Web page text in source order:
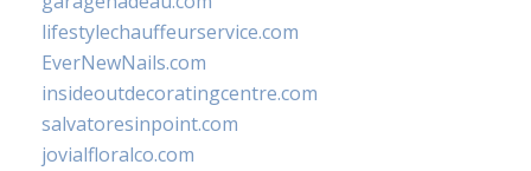
lifestylechauffeurservice.com
EverNewNails.com
insideoutdecoratingcentre.com
salvatoresinpoint.com
jovialfloralco.com